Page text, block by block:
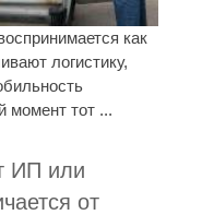
как
логистику,
момент тот ...
ИП или
от